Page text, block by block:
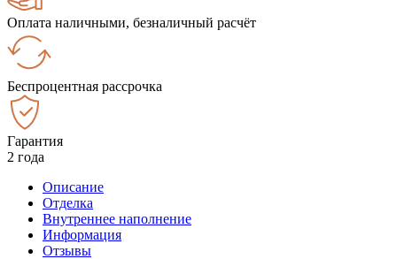
Оплата наличными, безналичный расчёт
Беспроцентная рассрочка
Гарантия
2 года
Описание
Отделка
Внутреннее наполнение
Информация
Отзывы